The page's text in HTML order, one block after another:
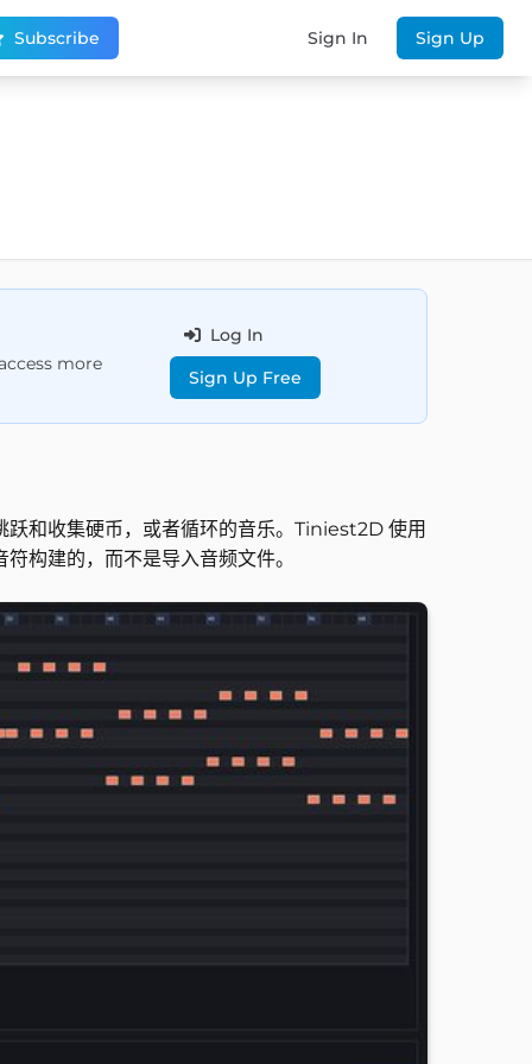
Subscribe Sign In Sign Up
more
Log In
Sign Up Free
和收集硬币，或者循环的音乐。Tiniest2D 使用
构建的，而不是导入音频文件。